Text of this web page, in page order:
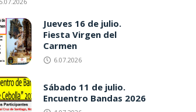
Jueves 16 de julio.
Fiesta Virgen del
Carmen
6.07.2026
Sábado 11 de julio.
Encuentro Bandas 2026